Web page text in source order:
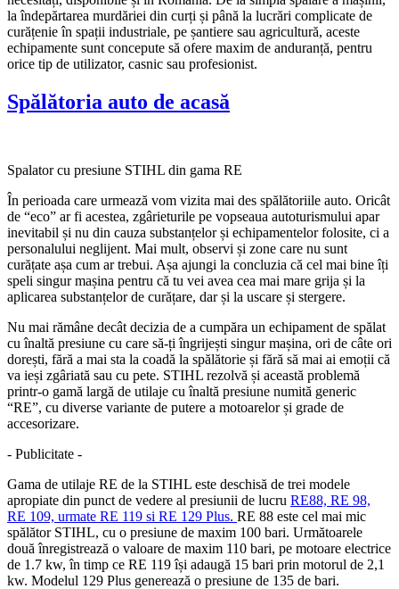
la îndepărtarea murdăriei din curți și până la lucrări complicate de
curățenie în spații industriale, pe șantiere sau agricultură, aceste
echipamente sunt concepute să ofere maxim de anduranță, pentru
orice tip de utilizator, casnic sau profesionist.
Spălătoria auto de acasă
Spalator cu presiune STIHL din gama RE
În perioada care urmează vom vizita mai des spălătoriile auto. Oricât
de “eco” ar fi acestea, zgârieturile pe vopseaua autoturismului apar
inevitabil și nu din cauza substanțelor și echipamentelor folosite, ci a
personalului neglijent. Mai mult, observi și zone care nu sunt
curățate așa cum ar trebui. Așa ajungi la concluzia că cel mai bine îți
speli singur mașina pentru că tu vei avea cea mai mare grija și la
aplicarea substanțelor de curățare, dar și la uscare și stergere.
Nu mai rămâne decât decizia de a cumpăra un echipament de spălat
cu înaltă presiune cu care să-ți îngrijești singur mașina, ori de câte ori
dorești, fără a mai sta la coadă la spălătorie și fără să mai ai emoții că
va ieși zgâriată sau cu pete. STIHL rezolvă și această problemă
printr-o gamă largă de utilaje cu înaltă presiune numită generic
“RE”, cu diverse variante de putere a motoarelor și grade de
accesorizare.
- Publicitate -
Gama de utilaje RE de la STIHL este deschisă de trei modele
apropiate din punct de vedere al presiunii de lucru RE88, RE 98,
RE 109, urmate RE 119 si RE 129 Plus. RE 88 este cel mai mic
spălător STIHL, cu o presiune de maxim 100 bari. Următoarele
două înregistrează o valoare de maxim 110 bari, pe motoare electrice
de 1.7 kw, în timp ce RE 119 își adaugă 15 bari prin motorul de 2,1
kw. Modelul 129 Plus generează o presiune de 135 de bari.